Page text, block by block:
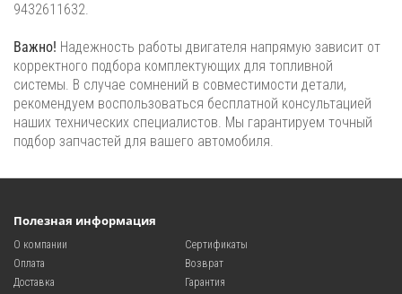
9432611632.
Важно! Надежность работы двигателя напрямую зависит от
корректного подбора комплектующих для топливной
системы. В случае сомнений в совместимости детали,
рекомендуем воспользоваться бесплатной консультацией
наших технических специалистов. Мы гарантируем точный
подбор запчастей для вашего автомобиля.
Полезная информация
О компании
Оплата
Доставка
Сертификаты
Возврат
Гарантия